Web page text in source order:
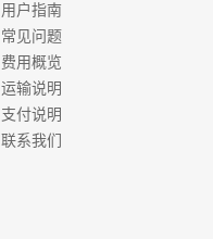
用户指南
常见问题
费用概览
运输说明
支付说明
联系我们